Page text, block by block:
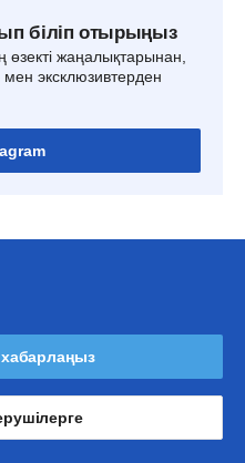
біліп отырыңыз
өзекті жаңалықтарынан,
эксклюзивтерден